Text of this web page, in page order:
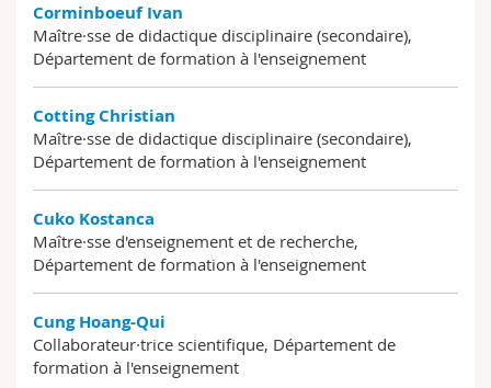
Corminboeuf Ivan
Maître·sse de didactique disciplinaire (secondaire),
Département de formation à l'enseignement
Cotting Christian
Maître·sse de didactique disciplinaire (secondaire),
Département de formation à l'enseignement
Cuko Kostanca
Maître·sse d'enseignement et de recherche,
Département de formation à l'enseignement
Cung Hoang-Qui
Collaborateur·trice scientifique, Département de
formation à l'enseignement